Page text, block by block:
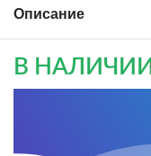
Описание
В НАЛИЧИИ